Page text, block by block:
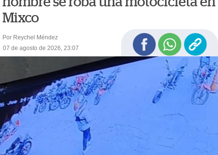
Mixco
Por Reychel Méndez
07 de agosto de 2026, 23:07